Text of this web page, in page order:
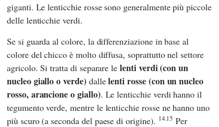
giganti. Le lenticchie rosse sono generalmente più piccole
delle lenticchie verdi.
Se si guarda al colore, la differenziazione in base al
colore del chicco è molto diffusa, soprattutto nel settore
agricolo. Si tratta di separare lelenti verdi (con un
nucleo giallo o verde) dallelenti rosse (con un nucleo
rosso, arancione o giallo). Le lenticchie verdi hanno il
tegumento verde, mentre le lenticchie rosse ne hanno uno
più scuro (a seconda del paese di origine). 14.15 Per